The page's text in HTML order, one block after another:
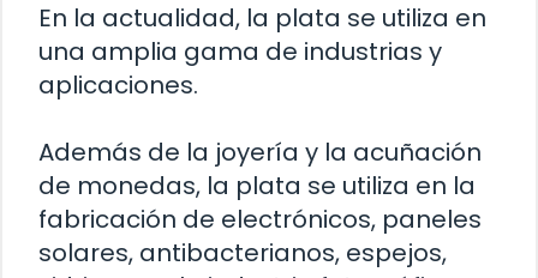
En la actualidad, la plata se utiliza en
una amplia gama de industrias y
aplicaciones.
Además de la joyería y la acuñación
de monedas, la plata se utiliza en la
fabricación de electrónicos, paneles
solares, antibacterianos, espejos,